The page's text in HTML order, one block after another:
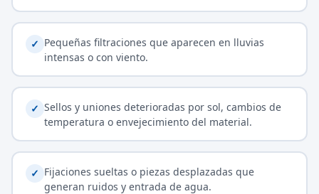
✓ Pequeñas filtraciones que aparecen en lluvias
intensas o con viento.
✓ Sellos y uniones deterioradas por sol, cambios de
temperatura o envejecimiento del material.
✓ Fijaciones sueltas o piezas desplazadas que
generan ruidos y entrada de agua.